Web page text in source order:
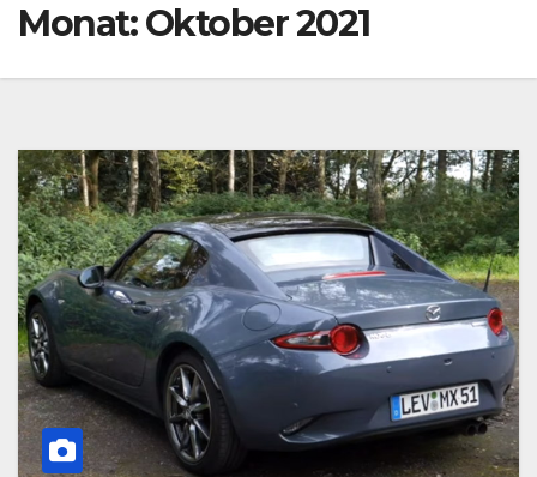
Monat:Oktober 2021